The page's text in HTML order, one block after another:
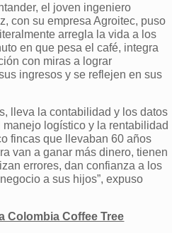
el joven ingeniero
con su empresa Agroitec, puso
arregla la vida a los
en que pesa el café, integra
con miras a lograr
ingresos y se reflejen en sus
lleva la contabilidad y los datos
logístico y la rentabilidad
fincas que llevaban 60 años
van a ganar más dinero, tienen
errores, dan confianza a los
a sus hijos”, expuso
Colombia Coffee Tree